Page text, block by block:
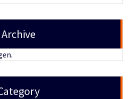
Archive